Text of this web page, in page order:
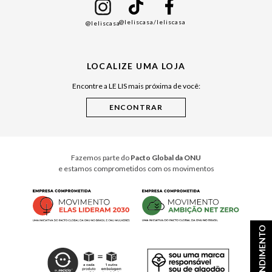
ATENDIMENTO
Cuidados Casa
@leliscasa@leliscasa/leliscasa
LOCALIZE UMA LOJA
Encontre a LE LIS mais próxima de você:
Fazemos parte do Pacto Global da ONU
e estamos comprometidos com os movimentos